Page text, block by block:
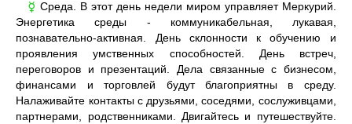
☿ Среда. В этот день недели миром управляет Меркурий.
Энергетика среды - коммуникабельная, лукавая,
познавательно-активная. День склонности к обучению и
проявления умственных способностей. День встреч,
переговоров и презентаций. Дела связанные с бизнесом,
финансами и торговлей будут благоприятны в среду.
Налаживайте контакты с друзьями, соседями, сослуживцами,
партнерами, родственниками. Двигайтесь и путешествуйте.